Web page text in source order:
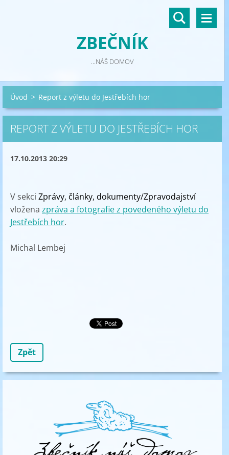
ZBEČNÍK
...NÁŠ DOMOV
Úvod > Report z výletu do Jestřebích hor
REPORT Z VÝLETU DO JESTŘEBÍCH HOR
17.10.2013 20:29
V sekci Zprávy, články, dokumenty/Zpravodajství
vložena zpráva a fotografie z povedeného výletu do
Jestřebích hor.
Michal Lembej
Zpět